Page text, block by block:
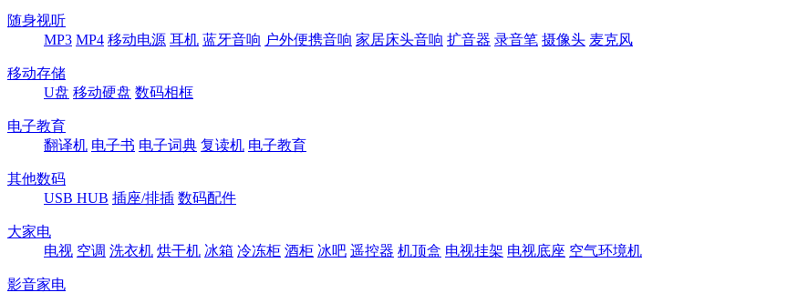
随身视听
MP3 MP4 移动电源 耳机 蓝牙音响 户外便携音响 家居床头音响 扩音器 录音笔 摄像头 麦克风
移动存储
U盘 移动硬盘 数码相框
电子教育
翻译机 电子书 电子词典 复读机 电子教育
其他数码
USB HUB 插座/排插 数码配件
大家电
电视 空调 洗衣机 烘干机 冰箱 冷冻柜 酒柜 冰吧 遥控器 机顶盒 电视挂架 电视底座 空气环境机
影音家电